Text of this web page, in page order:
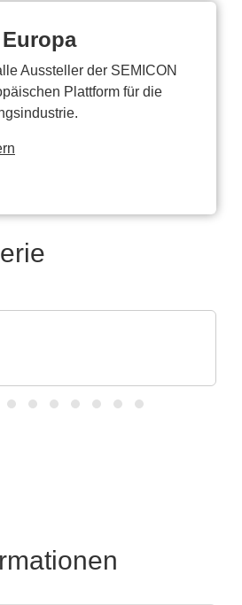
Aussteller der SEMICON
Plattform für die